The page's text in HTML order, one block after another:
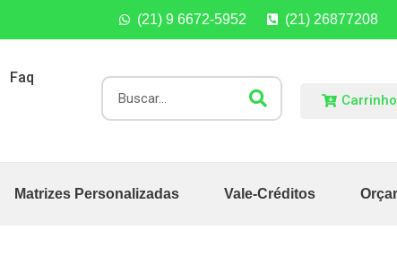
(21) 9 6672-5952 (21) 26877208
Faq
Carrinho
Matrizes Personalizadas Vale-Créditos